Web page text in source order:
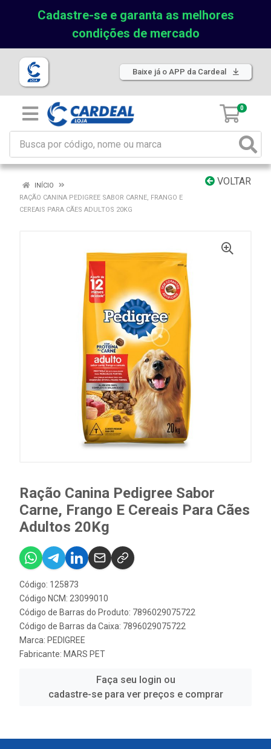
Cadastre-se e garanta as melhores
condições de mercado
Baixe já o APP da Cardeal
0
VOLTAR
INÍCIO
RAÇÃO CANINA PEDIGREE SABOR CARNE, FRANGO E
CEREAIS PARA CÃES ADULTOS 20KG
Ração Canina Pedigree Sabor
Carne, Frango E Cereais Para Cães
Adultos 20Kg
Código: 125873
Código NCM: 23099010
Código de Barras do Produto: 7896029075722
Código de Barras da Caixa: 7896029075722
Marca: PEDIGREE
Fabricante: MARS PET
Faça seu login ou
cadastre-se para ver preços e comprar